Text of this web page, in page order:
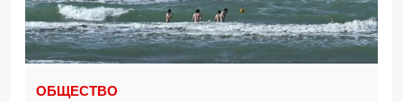
ОБЩЕСТВО